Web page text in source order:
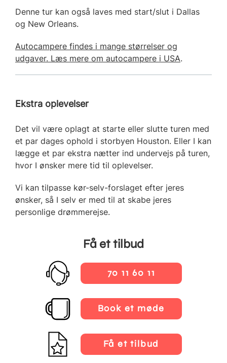
Denne tur kan også laves med start/slut i Dallas
og New Orleans.
Autocampere findes i mange størrelser og
udgaver. Læs mere om autocampere i USA.
Ekstra oplevelser
Det vil være oplagt at starte eller slutte turen med
et par dages ophold i storbyen Houston. Eller I kan
lægge et par ekstra nætter ind undervejs på turen,
hvor I ønsker mere tid til oplevelser.
Vi kan tilpasse kør-selv-forslaget efter jeres
ønsker, så I selv er med til at skabe jeres
personlige drømmerejse.
Få et tilbud
70 11 60 11
Book et møde
Få et tilbud